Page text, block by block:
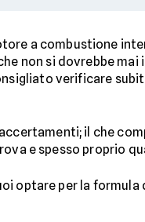
a combustione
non si dovrebbe mai
verificare
il che
e spesso proprio
optare per la formula